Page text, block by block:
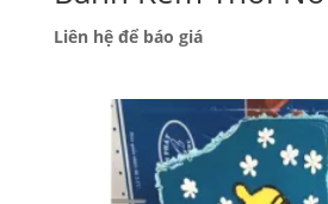
Liên hệ để báo giá